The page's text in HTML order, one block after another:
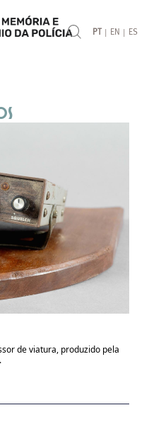
PT | EN | ES
de viatura, produzido pela